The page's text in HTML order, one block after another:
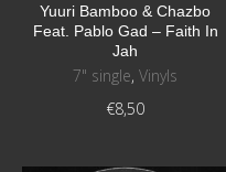
Yuuri Bamboo & Chazbo
Feat. Pablo Gad ‎– Faith In
Jah
7" single,Vinyls
€8,50